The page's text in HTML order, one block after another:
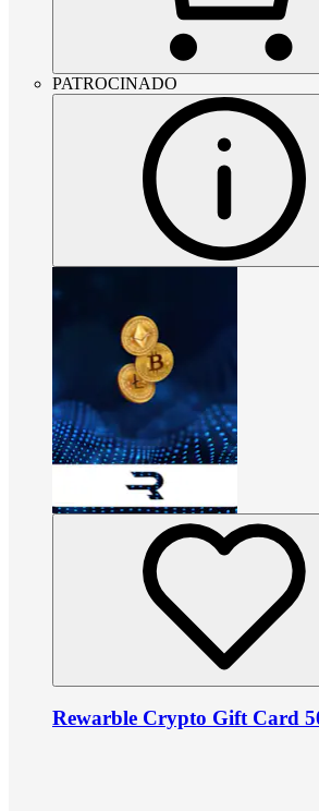
PATROCINADO
Rewarble Crypto Gift Card